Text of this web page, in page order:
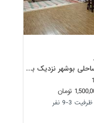
اجاره آپارتمان ساحلی بوشهر نزدیک به آثار تاریخی
ظرفیت 3-9 نفر